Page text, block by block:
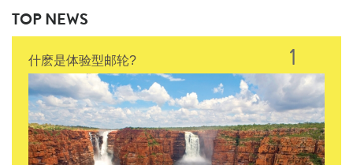
TOP NEWS
什麽是体验型邮轮? 1